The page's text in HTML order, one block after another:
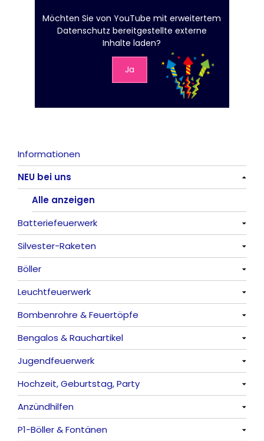
Möchten Sie vonYouTube mit erweitertem
Datenschutz bereitgestellte externe
Inhalte laden?
Ja
Informationen
NEU bei uns
Alle anzeigen
Batteriefeuerwerk
Alle anzeigen
Silvester-Raketen
Alle anzeigen
Böller
Alle anzeigen
China-Böller
Knaller / Kanonenschläge
Reibkopfknaller
Frösche, Pfeiffer
Leuchtfeuerwerk
Alle anzeigen
Vulkane
Fontänen
Sonnen
Feuervögel
Römische Lichter
Bombenrohre & Feuertöpfe
Alle anzeigen
Mit Rumms
Bezaubernde Effekte
Bengalos & Rauchartikel
Alle anzeigen
Bengalos
Rauchartikel
Jugendfeuerwerk
Alle anzeigen
Hochzeit, Geburtstag, Party
Alle anzeigen
Feuerschriften
Anzündhilfen
Alle anzeigen
P1-Böller & Fontänen